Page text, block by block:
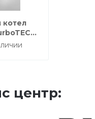
котел
5-5
центр: